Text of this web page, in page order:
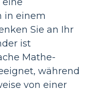
in einem
Sie an Ihr
ist
Mathe-
während
von einer